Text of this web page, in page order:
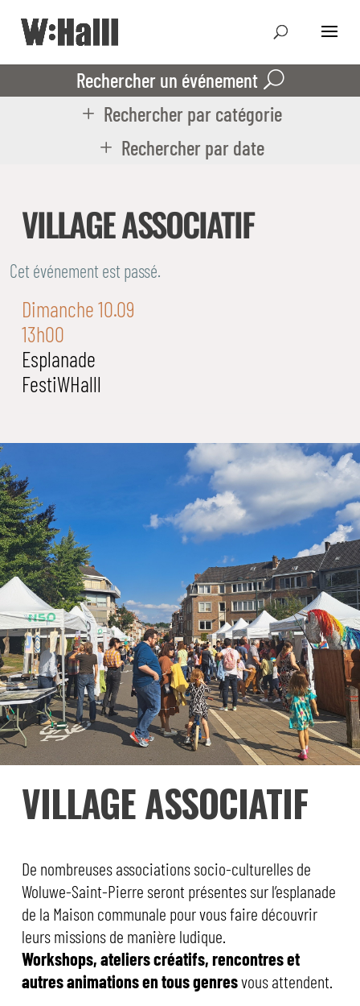
Rechercher un événement
Rechercher par catégorie
Rechercher par date
VILLAGE ASSOCIATIF
Cet événement est passé.
Dimanche 10.09
13h00
Esplanade
FestiWHalll
VILLAGE ASSOCIATIF
De nombreuses associations socio-culturelles de
Woluwe-Saint-Pierre seront présentes sur l’esplanade
de la Maison communale pour vous faire découvrir
leurs missions de manière ludique.
Workshops, ateliers créatifs, rencontres et
autres animations en tous genresvous attendent.